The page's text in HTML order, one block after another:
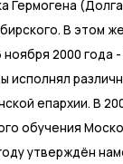
Гермогена
В этом
2000 года
исполнял
епархии. В
обучения
утверждён